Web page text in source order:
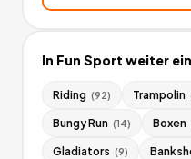
In Fun Sport weiter
Riding (92) Trampolin
Bungy Run (14) Boxen
Gladiators (9)